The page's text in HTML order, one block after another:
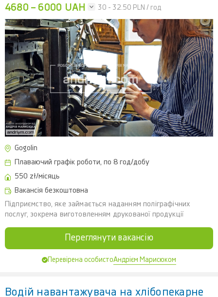
4680 – 6000 UAH 30 - 32.50 PLN / год
Gogolin
Плаваючий графік роботи, по 8 год/добу
550 zł/місяць
Вакансія безкоштовна
Підприємство, яке займається наданням поліграфічних
послуг, зокрема виготовленням друкованої продукції
Переглянути вакансію
Перевірена особистоАндрієм Марисюком
Водій навантажувача на хлібопекарне